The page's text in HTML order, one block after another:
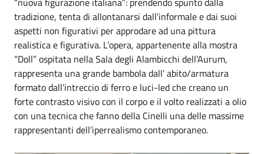
tradizione, tenta di allontanarsi dall’informale e dai suoi
aspetti non figurativi per approdare ad una pittura
realistica e figurativa. L’opera, appartenente alla mostra
“Doll” ospitata nella Sala degli Alambicchi dell’Aurum,
rappresenta una grande bambola dall’ abito/armatura
formato dall’intreccio di ferro e luci-led che creano un
forte contrasto visivo con il corpo e il volto realizzati a olio
con una tecnica che fanno della Cinelli una delle massime
rappresentanti dell’iperrealismo contemporaneo.